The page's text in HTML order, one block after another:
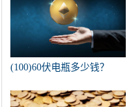
(100)60伏电瓶多少钱？